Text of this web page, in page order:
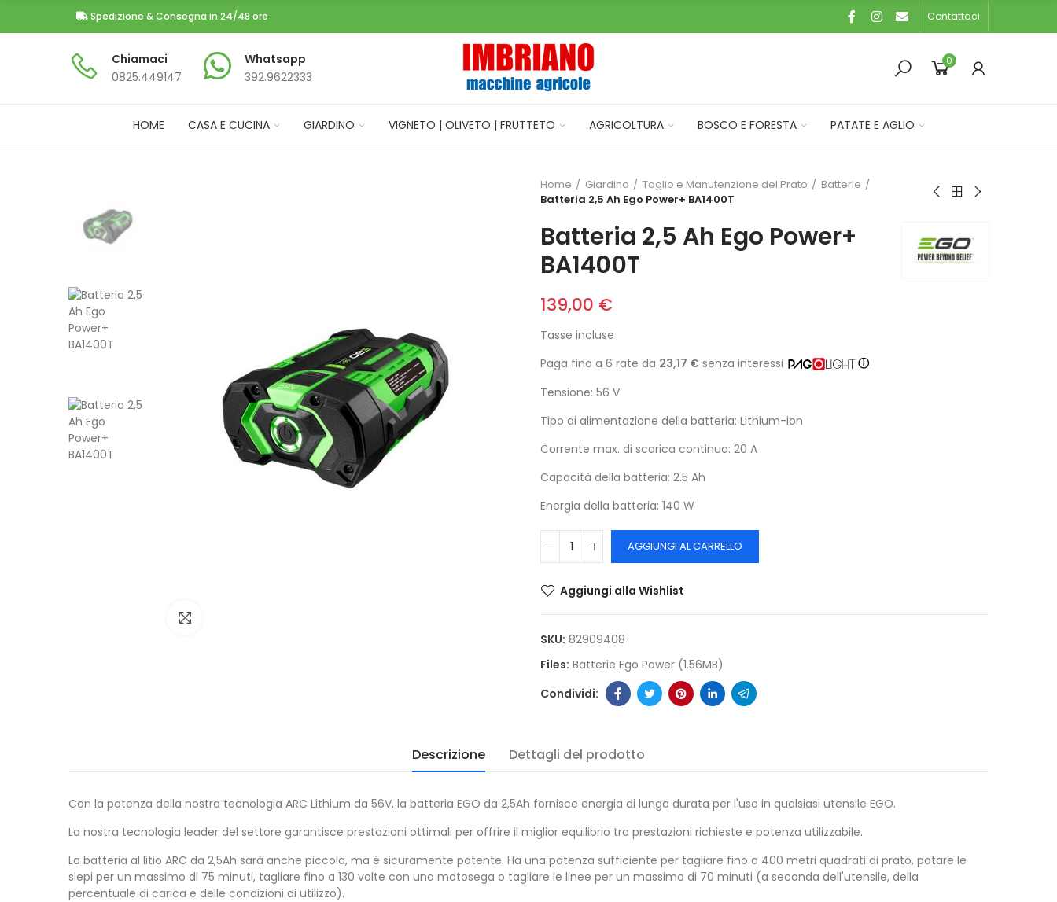
Spedizione & Consegna in 24/48 ore Contattaci
Chiamaci
0825.449147​
Whatsapp
392.9622333
0
HOME CASA E CUCINA GIARDINO VIGNETO | OLIVETO | FRUTTETO AGRICOLTURA BOSCO E FORESTA PATATE E AGLIO
Home Giardino Taglio e Manutenzione del Prato
Batterie
Batteria 2,5 Ah Ego Power+ BA1400T
Batteria 2,5 Ah Ego Power+
BA1400T
139,00 €
Tasse incluse
Paga fino a 6 rate da 23,17 € senza interessi
ⓘ
Tensione: 56 V
Tipo di alimentazione della batteria: Lithium-ion
Corrente max. di scarica continua: 20 A
Capacità della batteria: 2.5 Ah
Energia della batteria: 140 W
AGGIUNGI AL CARRELLO
Aggiungi alla Wishlist
SKU: 82909408
Files: Batterie Ego Power (1.56MB)
Descrizione Dettagli del prodotto
Con la potenza della nostra tecnologia ARC Lithium da 56V, la batteria EGO da 2,5Ah fornisce energia di lunga durata per l'uso in qualsiasi utensile EGO.
La nostra tecnologia leader del settore garantisce prestazioni ottimali per offrire il miglior equilibrio tra prestazioni richieste e potenza utilizzabile.
La batteria al litio ARC da 2,5Ah sarà anche piccola, ma è sicuramente potente. Ha una potenza sufficiente per tagliare fino a 400 metri quadrati di prato, potare le
siepi per un massimo di 75 minuti, tagliare fino a 130 volte con una motosega o tagliare le linee per un massimo di 70 minuti (a seconda dell'utensile, della
percentuale di carica e delle condizioni di utilizzo).